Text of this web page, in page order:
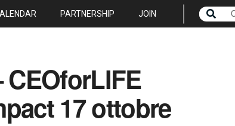
PARTNERSHIP JOIN
17 ottobre